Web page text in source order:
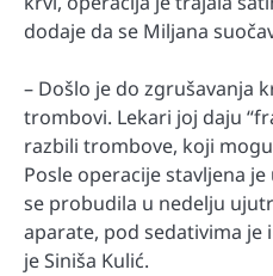
dodaje da se Miljana
– Došlo je do zgrušavanja
trombovi. Lekari joj daju
razbili trombove, koji
Posle operacije stavljena
se probudila u nedelju
aparate, pod sedativima je
je Siniša Kulić.